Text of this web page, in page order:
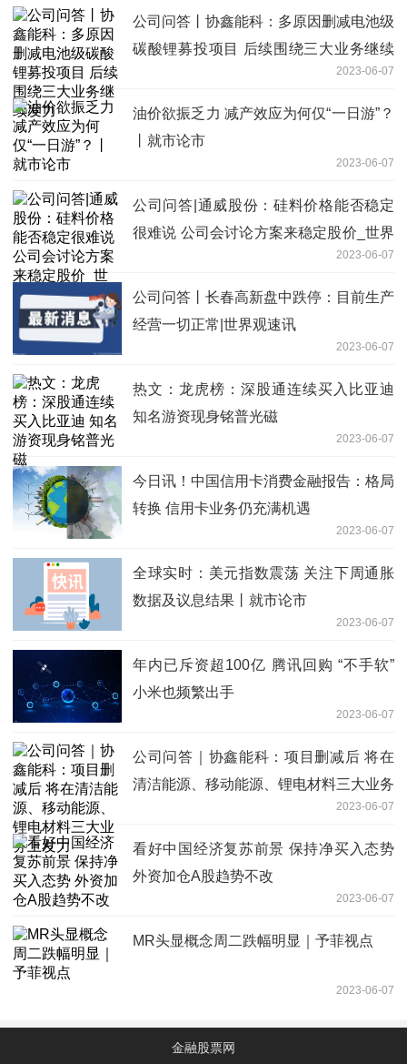
陆家嘴
公司问答丨协鑫能科：多原因删减电池级
碳酸锂募投项目 后续围绕三大业务继续
2023-06-07
油价欲振乏力 减产效应为何仅“一日游”？
丨就市论市
2023-06-07
公司问答|通威股份：硅料价格能否稳定
很难说 公司会讨论方案来稳定股价_世界
2023-06-07
公司问答丨长春高新盘中跌停：目前生产
经营一切正常|世界观速讯
2023-06-07
热文：龙虎榜：深股通连续买入比亚迪
知名游资现身铭普光磁
2023-06-07
今日讯！中国信用卡消费金融报告：格局
转换 信用卡业务仍充满机遇
2023-06-07
全球实时：美元指数震荡 关注下周通胀
数据及议息结果丨就市论市
2023-06-07
年内已斥资超100亿 腾讯回购 “不手软”
小米也频繁出手
2023-06-07
公司问答｜协鑫能科：项目删减后 将在
清洁能源、移动能源、锂电材料三大业务
2023-06-07
看好中国经济复苏前景 保持净买入态势
外资加仓A股趋势不改
2023-06-07
MR头显概念周二跌幅明显｜予菲视点
2023-06-07
金融股票网